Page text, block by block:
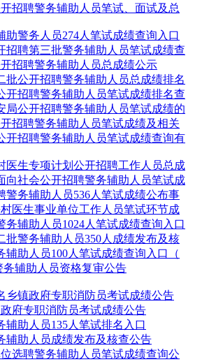
招聘警务辅助人员笔试、面试及总
助警务人员274人笔试成绩查询入口
招聘第三批警务辅助人员笔试成绩查
招聘警务辅助人员总成绩公示
批公开招聘警务辅助人员总成绩排名
开招聘警务辅助人员笔试成绩排名查
局公开招聘警务辅助人员笔试成绩的
招聘警务辅助人员笔试成绩及相关
开招聘警务辅助人员笔试成绩查询有
医生专项计划公开招聘工作人员总成
向社会公开招聘警务辅助人员笔试成
警务辅助人员536人笔试成绩公布事
医生事业单位工作人员笔试环节成
务辅助人员1024人笔试成绩查询入口
批警务辅助人员350人成绩发布及核
辅助人员100人笔试成绩查询入口（
务辅助人员资格复审公告
乡镇政府专职消防员考试成绩公告
府专职消防员考试成绩公告
辅助人员135人笔试排名入口
辅助人员成绩发布及核查公告
选聘警务辅助人员笔试成绩查询公